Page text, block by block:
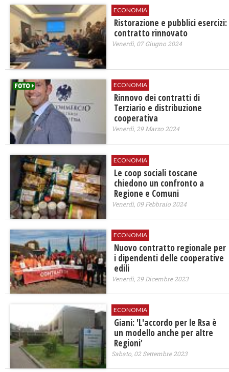
ECONOMIA
Ristorazione e pubblici esercizi:
contratto rinnovato
Venerdì, 07 Giugno 2024
ECONOMIA
Rinnovo dei contratti di
Terziario e distribuzione
cooperativa
Venerdì, 29 Marzo 2024
ECONOMIA
Le coop sociali toscane
chiedono un confronto a
Regione e Comuni
Venerdì, 09 Febbraio 2024
ECONOMIA
Nuovo contratto regionale per
i dipendenti delle cooperative
edili
Venerdì, 29 Dicembre 2023
ECONOMIA
Giani: 'L'accordo per le Rsa è
un modello anche per altre
Regioni'
Sabato, 02 Settembre 2023